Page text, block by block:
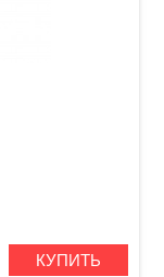
КУПИТЬ